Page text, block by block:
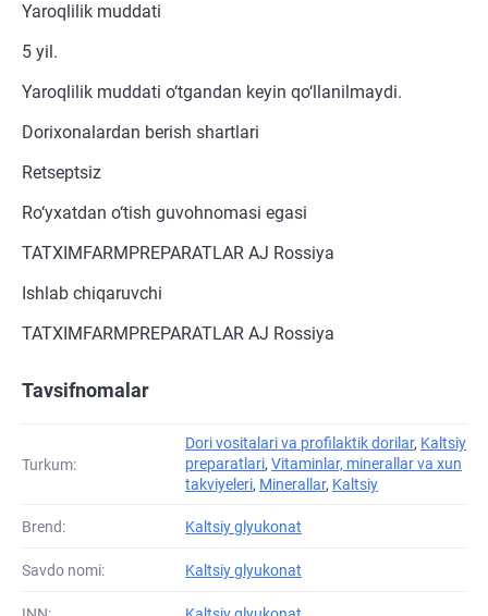
Yaroqlilik muddati
5 yil.
Yaroqlilik muddati o‘tgandan keyin qo‘llanilmaydi.
Dorixonalardan berish shartlari
Retseptsiz
Ro‘yxatdan o‘tish guvohnomasi egasi
TATXIMFARMPREPARATLAR AJ Rossiya
Ishlab chiqaruvchi
TATXIMFARMPREPARATLAR AJ Rossiya
Tavsifnomalar
Turkum:
Dori vositalari va profilaktik dorilar, Kaltsiy
preparatlari, Vitaminlar, minerallar va xun
takviyeleri, Minerallar, Kaltsiy
Brend: Kaltsiy glyukonat
Savdo nomi: Kaltsiy glyukonat